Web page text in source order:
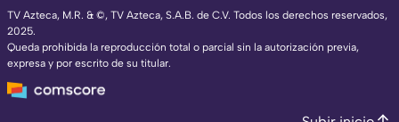
TV Azteca, M.R. & ©, TV Azteca, S.A.B. de C.V. Todos los derechos reservados,
2025.
Queda prohibida la reproducción total o parcial sin la autorización previa,
expresa y por escrito de su titular.